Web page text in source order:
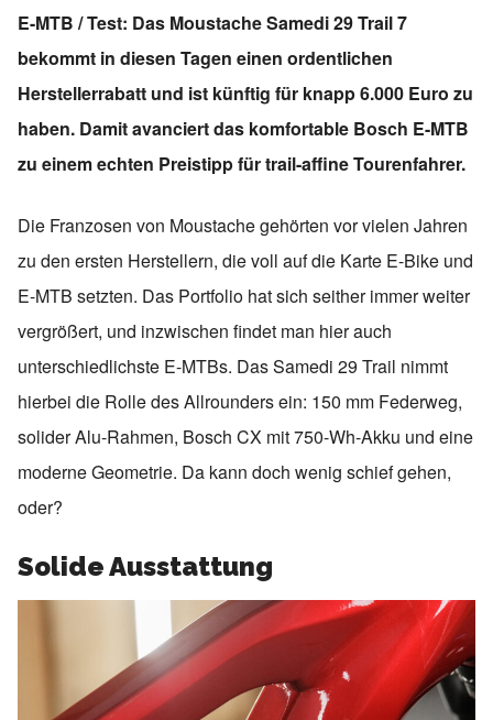
E-MTB / Test: Das Moustache Samedi 29 Trail 7
bekommt in diesen Tagen einen ordentlichen
Herstellerrabatt und ist künftig für knapp 6.000 Euro zu
haben. Damit avanciert das komfortable Bosch E-MTB
zu einem echten Preistipp für trail-affine Tourenfahrer.
Die Franzosen von Moustache gehörten vor vielen Jahren
zu den ersten Herstellern, die voll auf die Karte E-Bike und
E-MTB setzten. Das Portfolio hat sich seither immer weiter
vergrößert, und inzwischen findet man hier auch
unterschiedlichste E-MTBs. Das Samedi 29 Trail nimmt
hierbei die Rolle des Allrounders ein: 150 mm Federweg,
solider Alu-Rahmen, Bosch CX mit 750-Wh-Akku und eine
moderne Geometrie. Da kann doch wenig schief gehen,
oder?
Solide Ausstattung